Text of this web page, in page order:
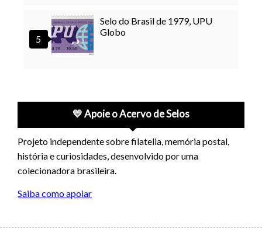
Selo do Brasil de 1979, UPU
Globo
💛 Apoie o Acervo de Selos
Projeto independente sobre filatelia, memória postal,
história e curiosidades, desenvolvido por uma
colecionadora brasileira.
Saiba como apoiar